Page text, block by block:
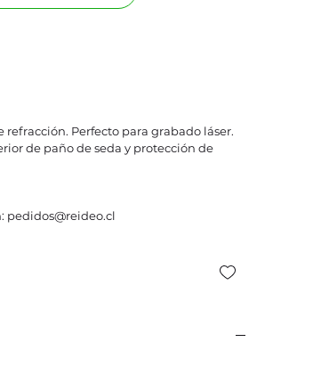
Perfecto para grabado láser.
de paño de seda y protección de
pedidos@reideo.cl